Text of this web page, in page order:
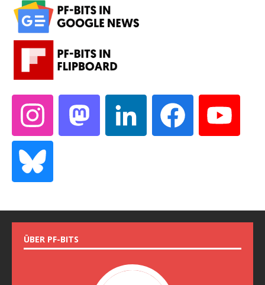
ÜBER PF-BITS